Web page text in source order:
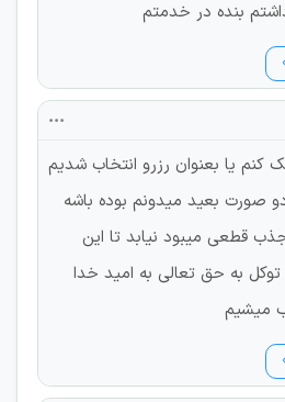
بنده در خدمتم
کنم یا بعنوان رزرو انتخاب شدیم
صورت بعید میدونم بوده باشه
قطعی میبود نیابد تا این
به حق تعالی به امید خدا
میشیم